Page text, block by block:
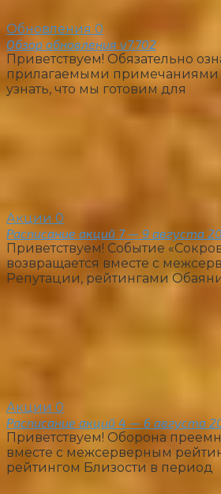
Обновления 0
Обзор обновления v7.702
Приветствуем! Обязательно
прилагаемыми примечаниями
узнать, что мы готовим для
Акции 0
Расписание акций 7 — 9 августа
Приветствуем! Событие
возвращается вместе с
Репутации, рейтингами
Акции 0
Расписание акций 4 — 6 августа
Приветствуем! Оборона
вместе с межсерверным
рейтингом Близости в период